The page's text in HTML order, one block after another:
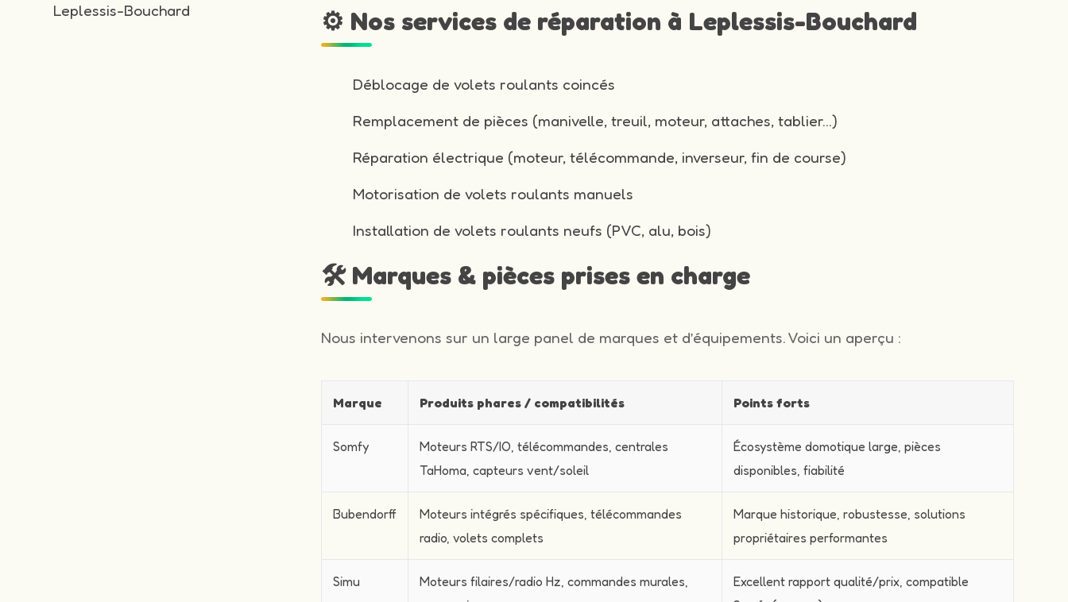
Leplessis-Bouchard
⚙️ Nos services de réparation à Leplessis-Bouchard
Déblocage de volets roulants coincés
Remplacement de pièces (manivelle, treuil, moteur, attaches, tablier…)
Réparation électrique (moteur, télécommande, inverseur, fin de course)
Motorisation de volets roulants manuels
Installation de volets roulants neufs (PVC, alu, bois)
🛠️ Marques & pièces prises en charge
Nous intervenons sur un large panel de marques et d’équipements. Voici un aperçu :
Marque Produits phares / compatibilités Points forts
Somfy
Moteurs RTS/IO, télécommandes, centrales
TaHoma, capteurs vent/soleil
Écosystème domotique large, pièces
disponibles, fiabilité
Bubendorff
Moteurs intégrés spécifiques, télécommandes
radio, volets complets
Marque historique, robustesse, solutions
propriétaires performantes
Simu
Moteurs filaires/radio Hz, commandes murales,
Excellent rapport qualité/prix, compatible